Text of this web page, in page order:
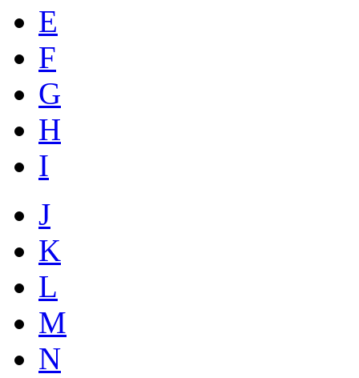
E
F
G
H
I
J
K
L
M
N